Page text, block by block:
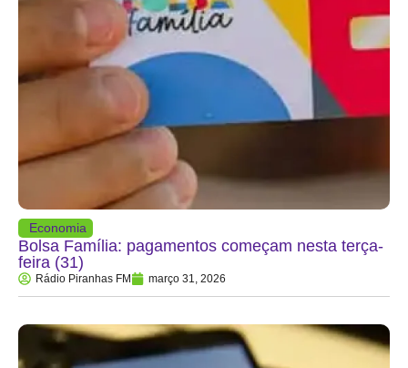
Economia
Bolsa Família: pagamentos começam nesta terça-
feira (31)
Rádio Piranhas FM março 31, 2026